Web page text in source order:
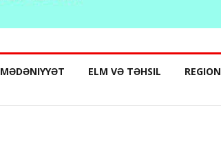
MƏDƏNIYYƏT ELM VƏ TƏHSIL REGION